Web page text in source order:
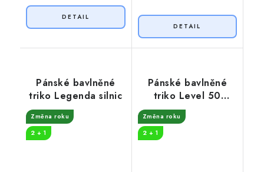
Pánské bavlněné
triko Legenda silnic
Změna roku
2 + 1
Pánské bavlněné
triko Level 50
unlocked
Změna roku
2 + 1